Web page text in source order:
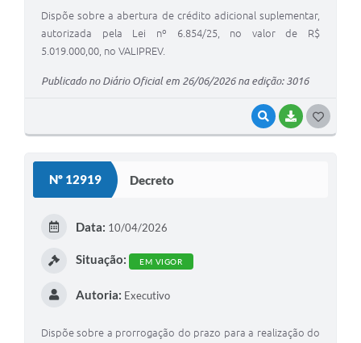
Galeria de Vídeos
Conselhos Municipais
Projetos
Editais
Telefones Úteis
A Prefeitura
Enquete
Jornal
VISUALIZAR
BAIXAR
Dispõe sobre a abertura de crédito adicional suplementar,
autorizada pela Lei nº 6.854/25, no valor de R$
5.019.000,00, no VALIPREV.
Publicado no Diário Oficial em 26/06/2026 na edição: 3016
Nº 12919 Decreto
Data: 10/04/2026
Situação: EM VIGOR
Autoria: Executivo
Dispõe sobre a prorrogação do prazo para a realização do